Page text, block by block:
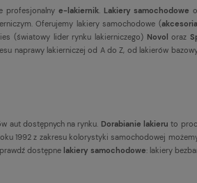
profesjonalny e-lakiernik. Lakiery samochodowe
Oferujemy lakiery samochodowe (
(światowy lider rynku lakierniczego) Novol oraz
naprawy lakierniczej od A do Z, od lakierów
aut dostępnych na rynku. Dorabianie lakieru to
1992 z zakresu kolorystyki samochodowej
dostępne lakiery samochodowe: lakiery